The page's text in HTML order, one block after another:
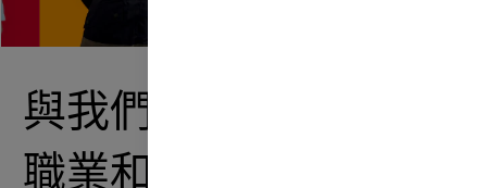
與我們一起成長——在
職業和個人方面。